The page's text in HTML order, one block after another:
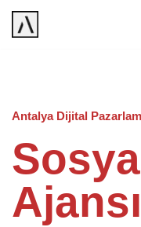
Antalya Dijital
Ajansı